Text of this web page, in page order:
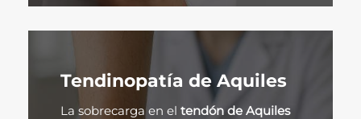
Tendinopatía de Aquiles
La sobrecarga en el tendón de Aquiles